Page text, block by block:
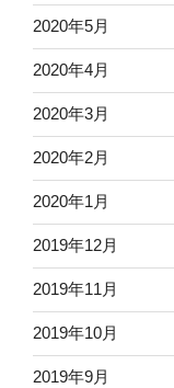
2020年5月
2020年4月
2020年3月
2020年2月
2020年1月
2019年12月
2019年11月
2019年10月
2019年9月